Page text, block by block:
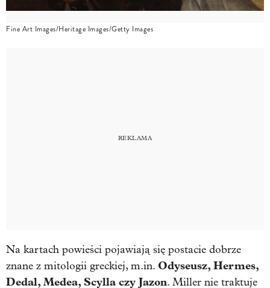
Fine Art Images/Heritage Images/Getty Images
Na kartach powieści pojawiają się postacie dobrze
znane z mitologii greckiej, m.in. Odyseusz, Hermes,
Dedal, Medea, Scylla czy Jazon. Miller nie traktuje